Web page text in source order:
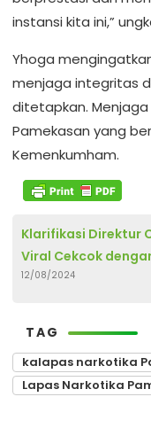
instansi kita ini,”
Yhoga
menjaga integritas
ditetapkan. Menjaga
Pamekasan yang
Kemenkumham.
Klarifikasi Direktur
Viral Cekcok
12/08/2024
TAG
kalapas narkotika
Lapas Narkotika